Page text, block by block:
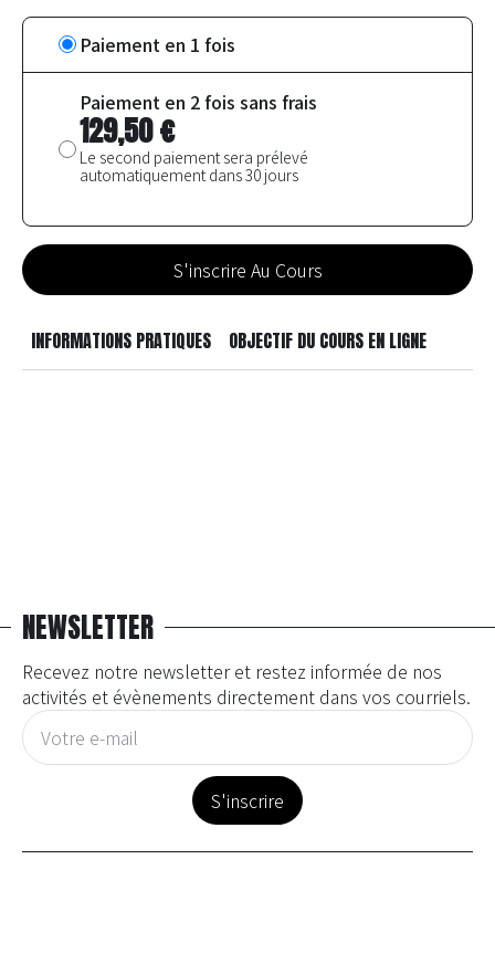
Choisir
type
Paiement en 1 fois
Paiement en 2 fois sans frais
259,00 €.
129,50€
prix
est :
129,50 €.
S'inscrire Au Cours
INFORMATIONS PRATIQUES OBJECTIF DU COURS EN LIGNE
NEWSLETTER
Recevez notre newsletter et restez informée de nos
activités et évènements directement dans vos courriels.
E-
mail
*
S'inscrire